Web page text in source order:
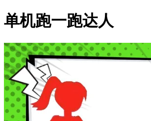
单机跑一跑达人